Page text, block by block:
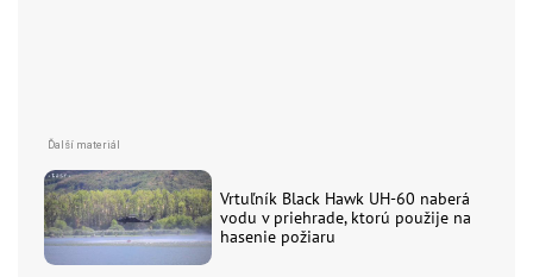
Vrtuľník Black Hawk UH-60 naberá
vodu v priehrade, ktorú použije na
hasenie požiaru